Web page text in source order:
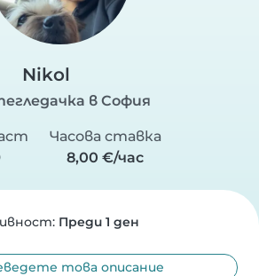
Nikol
в София
Часова ставка
8,00 €/час
Преди 1 ден
това описание